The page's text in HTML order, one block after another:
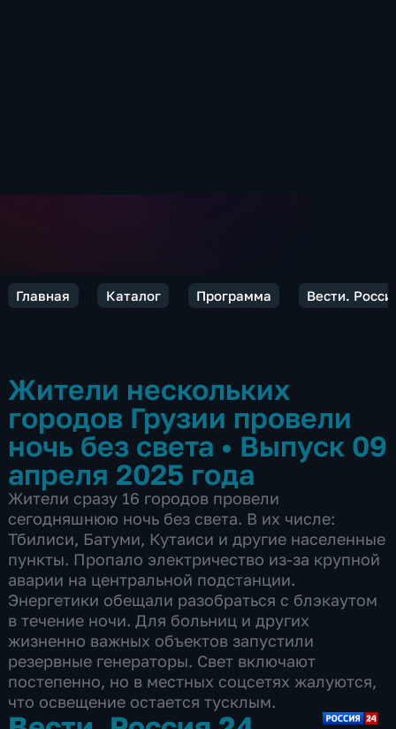
Главная Каталог Программа Вести.
Жители нескольких
городов Грузии провели
ночь без света • Выпуск 09
апреля 2025 года
Жители сразу 16 городов провели
сегодняшнюю ночь без света. В их числе:
Тбилиси, Батуми, Кутаиси и другие населенные
пункты. Пропало электричество из-за крупной
аварии на центральной подстанции.
Энергетики обещали разобраться с блэкаутом
в течение ночи. Для больниц и других
жизненно важных объектов запустили
резервные генераторы. Свет включают
постепенно, но в местных соцсетях жалуются,
что освещение остается тусклым.